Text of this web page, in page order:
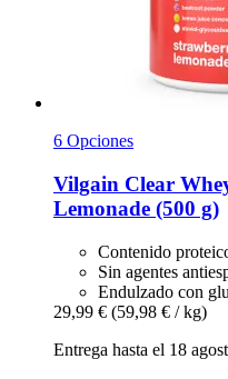
6 Opciones
Vilgain Clear
Lemonade (500 g)
Contenido
Sin agentes
Endulzado con
29,99 € (59,98 € / kg)
Entrega hasta el 18